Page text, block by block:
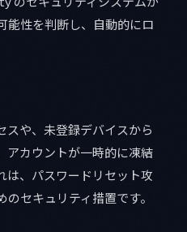
能性を判断し、自動的にロ
スや、未登録デバイスから
アカウントが一時的に凍結
は、パスワードリセット攻
セキュリティ措置です。